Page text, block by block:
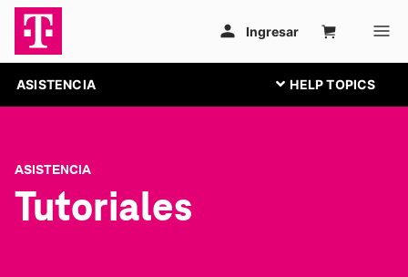
ASISTENCIA
ASISTENCIA
Tutoriales